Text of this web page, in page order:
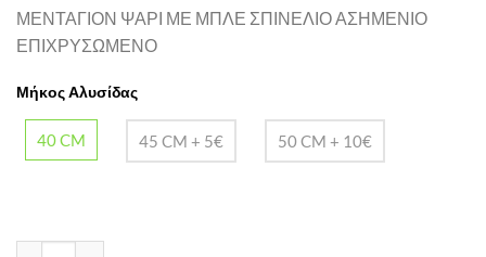
ΜΕΝΤΑΓΙΟΝ ΨΑΡΙ ΜΕ ΜΠΛΕ ΣΠΙΝΕΛΙΟ ΑΣΗΜΕΝΙΟ
ΕΠΙΧΡΥΣΩΜΕΝΟ
Μήκος Αλυσίδας
40 CM 45 CM + 5€ 50 CM + 10€